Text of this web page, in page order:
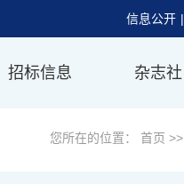
信息公开 |
招标信息 杂志社
您所在的位置： 首页 >>